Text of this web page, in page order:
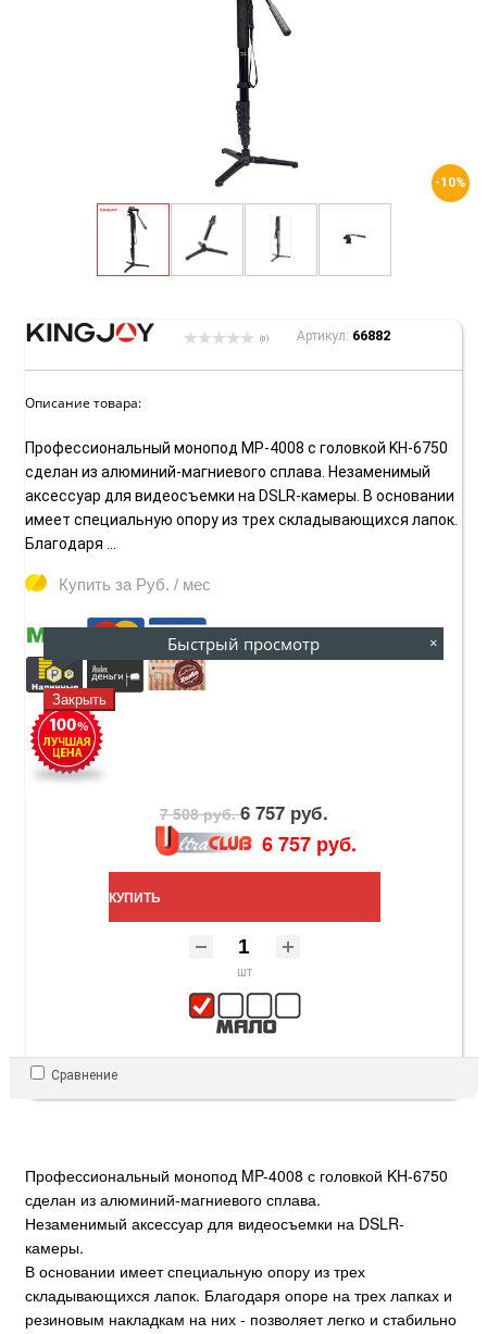
-10%
(0) Артикул: 66882
Описание товара:
Профессиональный монопод MP-4008 с головкой KH-6750
сделан из алюминий-магниевого сплава. Незаменимый
аксессуар для видеосъемки на DSLR-камеры. В основании
имеет специальную опору из трех складывающихся лапок.
Благодаря ...
Купить за Руб. / мес
7 508 руб.6 757 руб.
6 757 руб.
КУПИТЬ
шт
Сравнение
Профессиональный монопод MP-4008 с головкой KH-6750
сделан из алюминий-магниевого сплава.
Незаменимый аксессуар для видеосъемки на DSLR-
камеры.
В основании имеет специальную опору из трех
складывающихся лапок. Благодаря опоре на трех лапках и
резиновым накладкам на них - позволяет легко и стабильно
Быстрый просмотр ×
Закрыть